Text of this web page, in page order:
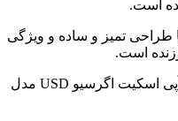
و ساده و ویژگی
شاید بهترین اسکیت اگرسیو استارت آپی اسکیت اگرسیو USD مدل